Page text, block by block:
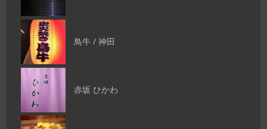
鳥牛 / 神田
赤坂 ひかわ